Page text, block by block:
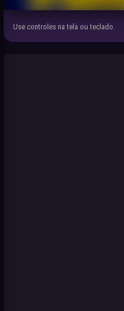
Use controles na tela ou teclado.